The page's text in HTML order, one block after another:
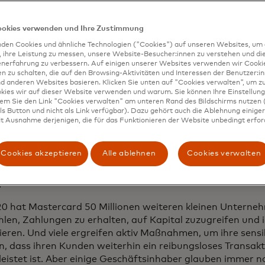
eine der größten Bedrohungen, wobei 48 % in
Informationen oder Beratung zu den
denen ihr Unternehmen konfrontiert ist,
.
in Großbritannien haben in den letzten 12
oder Angriffe festgestellt.
sich kleine Unternehmen zunehmend der
sind, mit denen sie konfrontiert sind, fühlen sich viele
sagt Michele Centemero, Executive Vice President
"Sie sind auf der Suche nach einfachen,
Schutz bieten, ohne überwältigende Komplexität
suchen sie einen vertrauenswürdigen Partner für die
ermöglicht, ihre Abläufe zu schützen und sich auf
wichtig ist: das Wachstum ihres Geschäfts und die
hat Mastercard 50 Millionen weiteren kleinen
Zahlungen zu erhalten, auf Kapital zuzugreifen und
Und viele ergreifen aktiv Maßnahmen, um ihre
dass ihren Kunden weiterhin ein reibungsloses
ist. Aber einige Geschäftsinhaber glauben immer
verwenden und Ihre Zustimmung
Cookies und ähnliche Technologien ("Cookies") auf unseren Websites, um
ihre Leistung zu messen, unsere Website-Besucher:innen zu verstehen und die
zu verbessern. Auf einigen unserer Websites verwenden wir
zu schalten, die auf den Browsing-Aktivitäten und Interessen der
anderen Websites basieren. Klicken Sie unten auf "Cookies verwalten", um
wir auf dieser Website verwenden und warum. Sie können Ihre
Sie den Link "Cookies verwalten" am unteren Rand des Bildschirms nutzen
Button und nicht als Link verfügbar). Dazu gehört auch die Ablehnung
Ausnahme derjenigen, die für das Funktionieren der Website unbedingt
Cookies akzeptieren Alle ablehnen Cookies verwalten